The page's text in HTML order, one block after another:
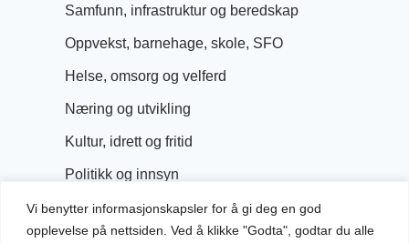
Vi benytter informasjonskapsler for å gi deg en god
opplevelse på nettsiden. Ved å klikke "Godta", godtar du alle
Samfunn, infrastruktur og beredskap
Oppvekst, barnehage, skole, SFO
Helse, omsorg og velferd
Næring og utvikling
Kultur, idrett og fritid
Politikk og innsyn